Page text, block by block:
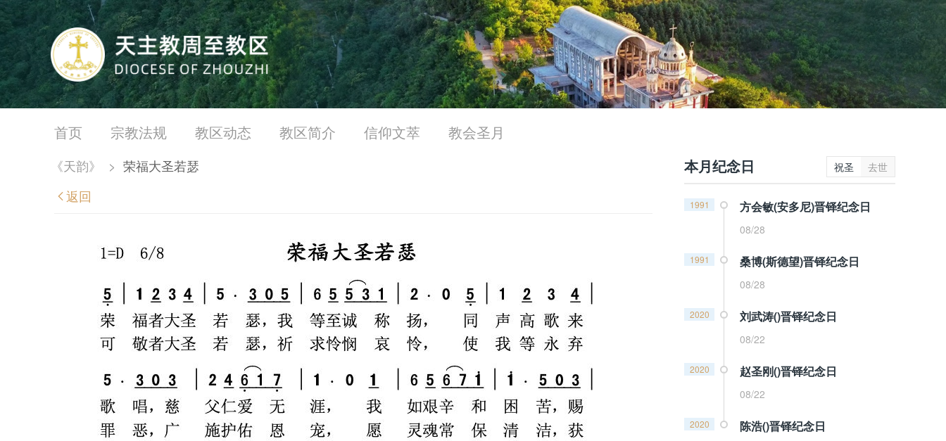
首页 宗教法规 教区动态 教区简介 信仰文萃 教会圣月
《天韵》 > 荣福大圣若瑟
返回
本月纪念日 祝圣 去世
1991 方会敏(安多尼)晋铎纪念日
08/28
1991 桑博(斯德望)晋铎纪念日
08/28
2020 刘武涛()晋铎纪念日
08/22
2020 赵圣刚()晋铎纪念日
08/22
2020 陈浩()晋铎纪念日